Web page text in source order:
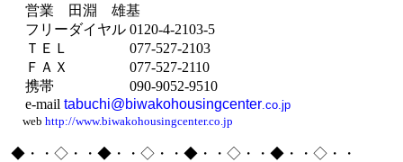
営業 田淵 雄基
フリーダイヤル0120-4-2103-5
ＴＥＬ 077-527-2103
ＦＡＸ 077-527-2110
携帯
090-9052-9510
e-mail tabuchi@biwakohousingcenter.co.jp
web http://www.biwakohousingcenter.co.jp
◆・・◇・・◆・・◇・・◆・・◇・・◆・・◇・・